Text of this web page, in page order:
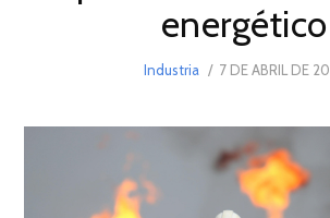
energético
Industria
POSTED
7 DE ABRIL DE